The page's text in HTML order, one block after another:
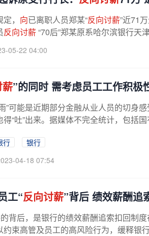
， 向已离职人员郑某“反向讨薪”近71
反向讨薪“70后”郑某原系哈尔滨银行天
05-22 04:00
”的同时 需考虑员工工作积极
”可能是近期部分金融从业人员的切身感
得“吐”出来。据媒体不完全统计，包括
行
银行
04-18 07:54
工“反向讨薪”背后 绩效薪酬追
的背后，是银行的绩效薪酬追索扣回制
约束高管及员工的高风险行为，缓释银